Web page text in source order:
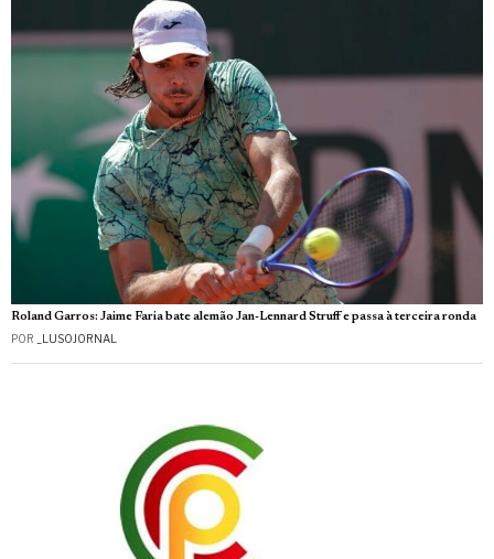
Roland Garros: Jaime Faria bate alemão Jan-Lennard Struff e passa à terceira ronda
POR _LUSOJORNAL